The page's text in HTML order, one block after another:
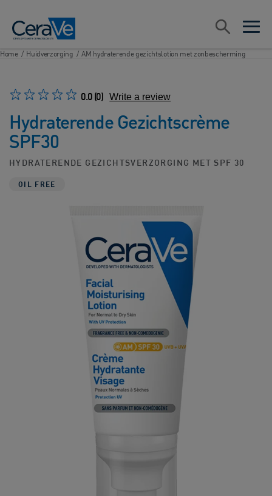
open
open
Zoeken
Home / Huidverzorging / AM hydraterende gezichtslotion met zonbescherming
0.0 (0) Write a review
Hydraterende Gezichtscrème
SPF30
HYDRATERENDE GEZICHTSVERZORGING MET SPF 30
OIL FREE